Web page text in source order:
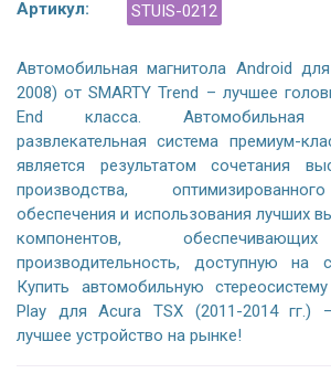
Артикул: STUIS-0212
Автомобильная магнитола Android
2008) от SMARTY Trend – лучшее
End класса. Автомобильная
развлекательная система премиум-
является результатом сочетания
производства,
обеспечения и использования лучших
компонентов,
производительность, доступную на
Купить автомобильную
Play для Acura TSX (2011-2014 гг.)
лучшее устройство на рынке!